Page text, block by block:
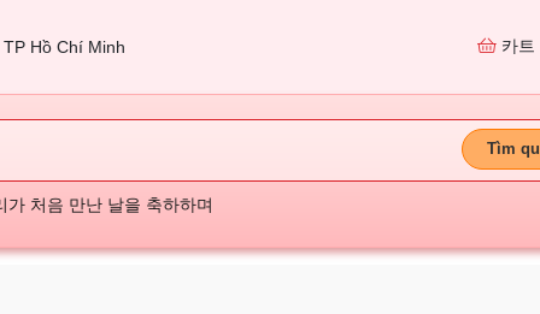
TP Hồ Chí Minh 카트
Tìm
가 처음 만난 날을 축하하며